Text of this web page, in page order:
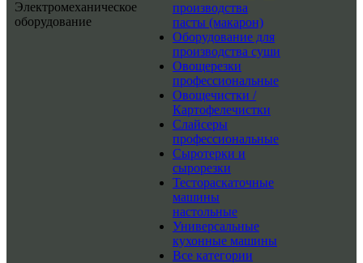
производства
пасты (макарон)
Оборудование для
производства суши
Овощерезки
профессиональные
Овощечистки /
Картофелечистки
Слайсеры
профессиональные
Сыротерки и
сырорезки
Тестораскаточные
машины
настольные
Универсальные
кухонные машины
Все категории